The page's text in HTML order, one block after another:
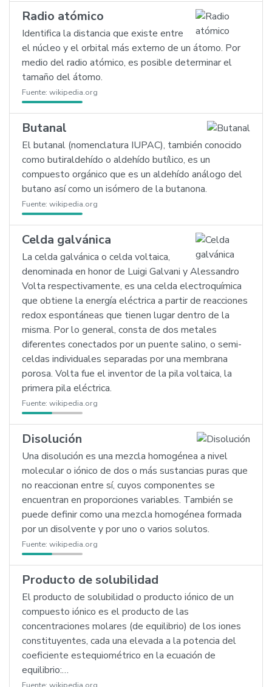
Radio atómico
Identifica la distancia que existe entre
el núcleo y el orbital más externo de un átomo. Por
medio del radio atómico, es posible determinar el
tamaño del átomo.
Fuente: wikipedia.org
Butanal
El butanal (nomenclatura IUPAC), también conocido
como butiraldehído o aldehído butílico, es un
compuesto orgánico que es un aldehído análogo del
butano así como un isómero de la butanona.
Fuente: wikipedia.org
Celda galvánica
La celda galvánica o celda voltaica,
denominada en honor de Luigi Galvani y Alessandro
Volta respectivamente, es una celda electroquímica
que obtiene la energía eléctrica a partir de reacciones
redox espontáneas que tienen lugar dentro de la
misma. Por lo general, consta de dos metales
diferentes conectados por un puente salino, o semi-
celdas individuales separadas por una membrana
porosa. Volta fue el inventor de la pila voltaica, la
primera pila eléctrica.
Fuente: wikipedia.org
Disolución
Una disolución es una mezcla homogénea a nivel
molecular o iónico de dos o más sustancias puras que
no reaccionan entre sí, cuyos componentes se
encuentran en proporciones variables. También se
puede definir como una mezcla homogénea formada
por un disolvente y por uno o varios solutos.
Fuente: wikipedia.org
Producto de solubilidad
El producto de solubilidad o producto iónico de un
compuesto iónico es el producto de las
concentraciones molares (de equilibrio) de los iones
constituyentes, cada una elevada a la potencia del
coeficiente estequiométrico en la ecuación de
equilibrio:…